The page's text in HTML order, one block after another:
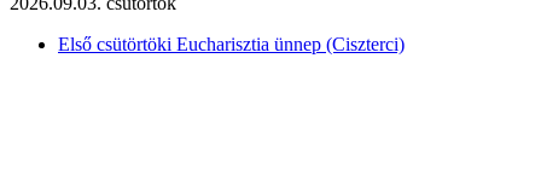
Első csütörtöki Eucharisztia ünnep (Ciszterci)